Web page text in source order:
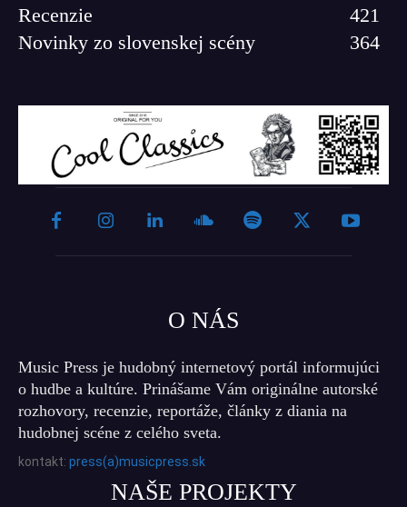
Recenzie
421
Novinky zo slovenskej scény
364
O NÁS
Music Press je hudobný internetový portál informujúci
o hudbe a kultúre. Prinášame Vám originálne autorské
rozhovory, recenzie, reportáže, články z diania na
hudobnej scéne z celého sveta.
kontakt: press(a)musicpress.sk
NAŠE PROJEKTY